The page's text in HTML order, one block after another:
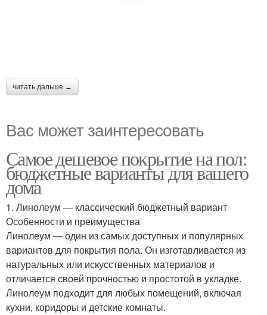
читать дальше →
Вас может заинтересовать
Самое дешевое покрытие на пол:
бюджетные варианты для вашего
дома
1. Линолеум — классический бюджетный вариант
Особенности и преимущества
Линолеум — один из самых доступных и популярных
вариантов для покрытия пола. Он изготавливается из
натуральных или искусственных материалов и
отличается своей прочностью и простотой в укладке.
Линолеум подходит для любых помещений, включая
кухни, коридоры и детские комнаты.